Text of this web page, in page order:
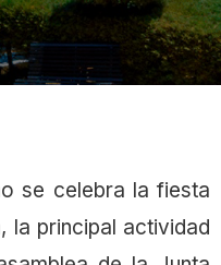
se celebra la fiesta
la principal actividad